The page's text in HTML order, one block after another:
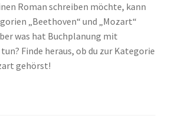
Roman schreiben möchte, kann
„Beethoven“ und „Mozart“
was hat Buchplanung mit
Finde heraus, ob du zur Kategorie
gehörst!